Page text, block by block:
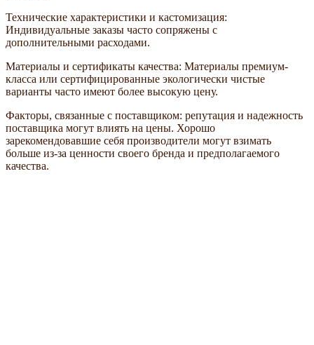
Технические характеристики и кастомизация:
Индивидуальные заказы часто сопряжены с
дополнительными расходами.
Материалы и сертификаты качества: Материалы премиум-
класса или сертифицированные экологически чистые
варианты часто имеют более высокую цену.
Факторы, связанные с поставщиком: репутация и надежность
поставщика могут влиять на цены. Хорошо
зарекомендовавшие себя производители могут взимать
больше из-за ценности своего бренда и предполагаемого
качества.